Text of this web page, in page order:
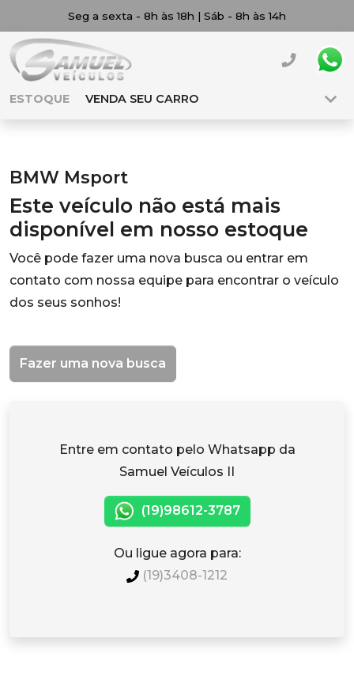
Seg a sexta - 8h às 18h | Sáb - 8h às 14h
ESTOQUE VENDA SEU CARRO
BMW Msport
Este veículo não está mais
disponível em nosso estoque
Você pode fazer uma nova busca ou entrar em
contato com nossa equipe para encontrar o veículo
dos seus sonhos!
Fazer uma nova busca
Entre em contato pelo Whatsapp da
Samuel Veículos II
(19)98612-3787
Ou ligue agora para:
(19)3408-1212